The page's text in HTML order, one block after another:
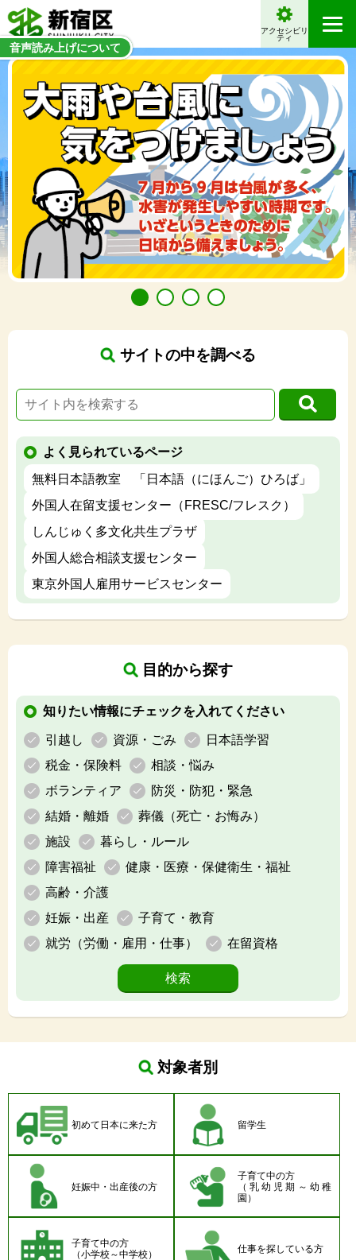
音声読み上げについて
アクセシビリ
ティ
サイトの中を調べる
よく見られているページ
無料日本語教室 「日本語（にほんご）ひろば」
外国人在留支援センター（FRESC/フレスク）
しんじゅく多文化共生プラザ
外国人総合相談支援センター
東京外国人雇用サービスセンター
目的から探す
知りたい情報にチェックを入れてください
引越し 資源・ごみ
日本語学習
税金・保険料
相談・悩み
ボランティア
防災・防犯・緊急
結婚・離婚
葬儀（死亡・お悔み）
施設
暮らし・ルール
障害福祉
健康・医療・保健衛生・福祉
高齢・介護
妊娠・出産
子育て・教育
就労（労働・雇用・仕事）
在留資格
対象者別
初めて日本に来た方 留学生
妊娠中・出産後の方
子育て中の方
（乳幼児期～幼稚
園）
子育て中の方
（小学校～中学校）
仕事を探している方